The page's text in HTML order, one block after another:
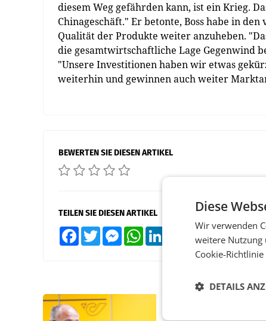
diesem Weg gefährden kann, ist ein Krieg.
Chinageschäft." Er betonte, Boss habe in
Qualität der Produkte weiter anzuheben.
die gesamtwirtschaftliche Lage Gegenwind
"Unsere Investitionen haben wir etwas
weiterhin und gewinnen auch weiter
BEWERTEN SIE DIESEN ARTIKEL
TEILEN SIE DIESEN ARTIKEL
FacebookTwitter MessengerWhatsApp XING Teilen
Diese
Wir verwenden
weitere Nutzung
Cookie-Richtlinie
DETAILS